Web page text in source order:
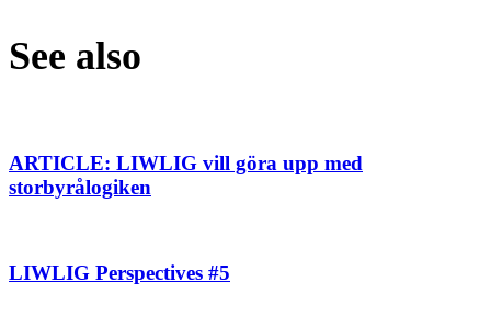
See also
ARTICLE: LIWLIG vill göra upp med
storbyrålogiken
LIWLIG Perspectives #5